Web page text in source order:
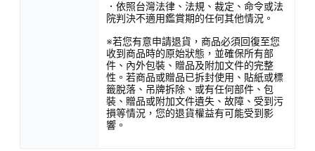
．依照台灣法律、法規、裁定、命令或法
院判決不適用鑑賞期的任何其他情況。
※若您有意申請退貨，商品必須回復至您
收到商品時的原始狀態，並確保所有部
件、內外包裝、贈品及附加文件的完整
性。若商品或贈品已拆封使用、貼紙或標
籤脫落、吊牌拆除、或有任何部件、包
裝、贈品或附加文件遺失、故障、受到污
損等情況，您的退貨權益有可能受到影
響。